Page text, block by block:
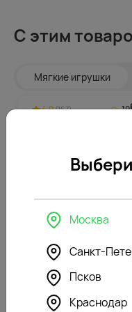
С этим
Мягкие игрушки
4.9(167)
3896₽
Москва
Санкт-
Псков
Краснодар